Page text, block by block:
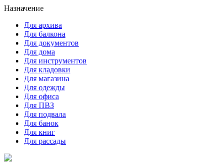
Назначение
Для архива
Для балкона
Для документов
Для дома
Для инструментов
Для кладовки
Для магазина
Для одежды
Для офиса
Для ПВЗ
Для подвала
Для банок
Для книг
Для рассады